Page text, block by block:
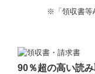
※「領収書等
90％超の高い読